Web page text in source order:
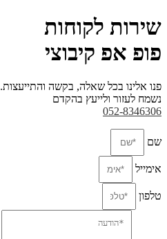
שירות לקוחות
פופ אפ קיבוצי
פנו אלינו בכל שאלה, בקשה והתייעצות.
נשמח לעזור ולייעץ בהקדם
052-8346306
שם
אימייל
טלפון